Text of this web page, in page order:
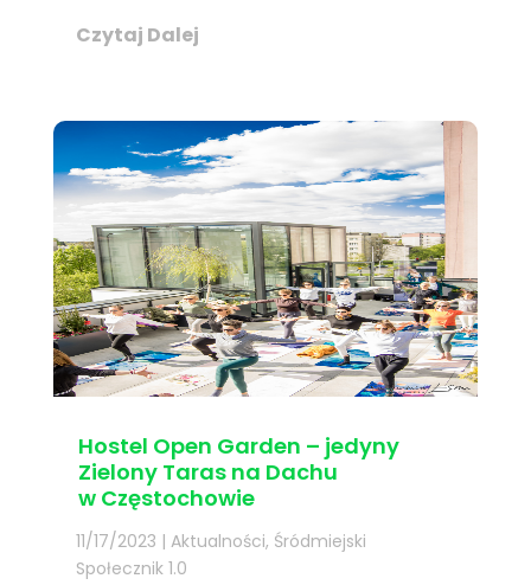
Czytaj Dalej
Hostel Open Garden – jedyny
Zielony Taras na Dachu
w Częstochowie
11/17/2023 | Aktualności, Śródmiejski
Społecznik 1.0